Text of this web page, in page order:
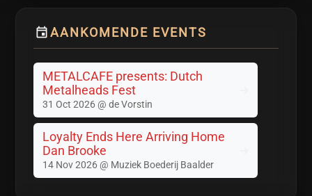
AANKOMENDE EVENTS
METALCAFE presents: Dutch
Metalheads Fest
31 Oct 2026 @ de Vorstin
Loyalty Ends Here Arriving Home
Dan Brooke
14 Nov 2026 @ Muziek Boederij Baalder